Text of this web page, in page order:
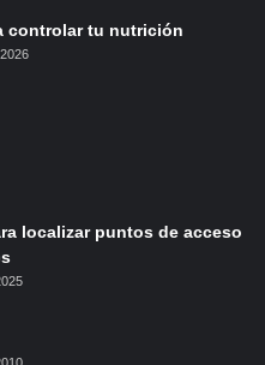
controlar tu nutrición
localizar puntos de acceso